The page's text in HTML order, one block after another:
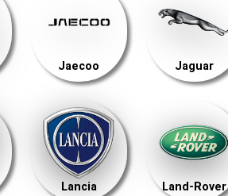
Jaecoo Jaguar
Lancia Land-Rover